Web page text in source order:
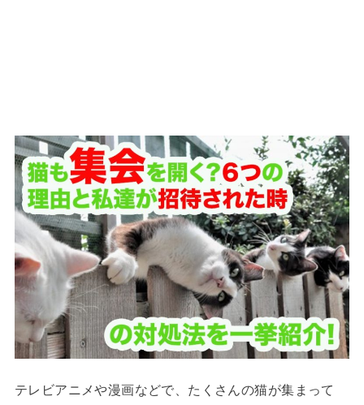
テレビアニメや漫画などで、たくさんの猫が集まって